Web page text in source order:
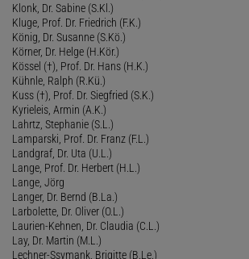
Klonk, Dr. Sabine (S.Kl.)
Kluge, Prof. Dr. Friedrich (F.K.)
König, Dr. Susanne (S.Kö.)
Körner, Dr. Helge (H.Kör.)
Kössel (†), Prof. Dr. Hans (H.K.)
Kühnle, Ralph (R.Kü.)
Kuss (†), Prof. Dr. Siegfried (S.K.)
Kyrieleis, Armin (A.K.)
Lahrtz, Stephanie (S.L.)
Lamparski, Prof. Dr. Franz (F.L.)
Landgraf, Dr. Uta (U.L.)
Lange, Prof. Dr. Herbert (H.L.)
Lange, Jörg
Langer, Dr. Bernd (B.La.)
Larbolette, Dr. Oliver (O.L.)
Laurien-Kehnen, Dr. Claudia (C.L.)
Lay, Dr. Martin (M.L.)
Lechner-Ssymank, Brigitte (B.Le.)